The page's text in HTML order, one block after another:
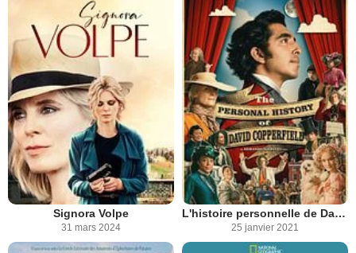
Signora Volpe
31 mars 2024
L'histoire personnelle de David Copperfield
25 janvier 2021